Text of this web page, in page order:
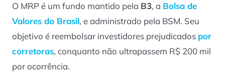
O MRP é um fundo mantido pela B3, a Bolsa de
Valores do Brasil, e administrado pela BSM. Seu
objetivo é reembolsar investidores prejudicados por
corretoras, conquanto não ultrapassem R$ 200 mil
por ocorrência.